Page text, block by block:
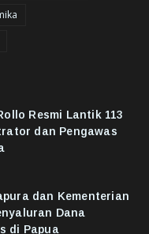
Resmi Lantik 113
dan Pengawas
dan Kementerian
Dana
di Papua